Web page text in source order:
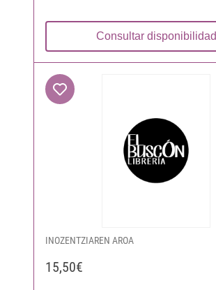
Consultar disponibilidad
INOZENTZIAREN AROA
15,50€